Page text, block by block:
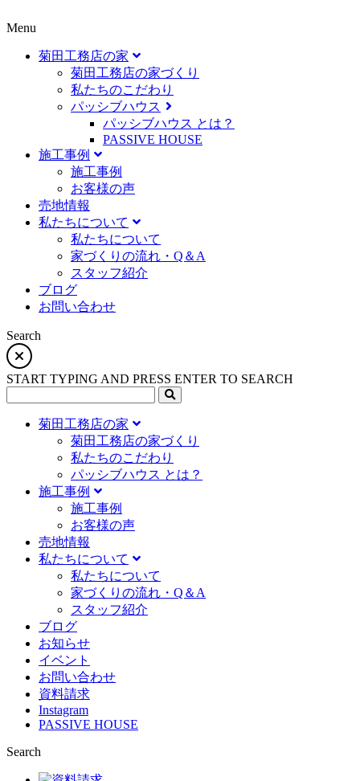
Menu
菊田工務店の家
菊田工務店の家づくり​
私たちのこだわり
パッシブハウス
パッシブハウス とは？
PASSIVE HOUSE
施工事例
施⼯事例
お客様の声
売地情報
私たちについて
私たちについて
家づくりの流れ・Q＆A
スタッフ紹介
ブログ
お問い合わせ
Search
START TYPING AND PRESS ENTER TO SEARCH
菊田工務店の家
菊田工務店の家づくり​
私たちのこだわり
パッシブハウス とは？
施工事例
施⼯事例
お客様の声
売地情報
私たちについて
私たちについて
家づくりの流れ・Q＆A
スタッフ紹介
ブログ
お知らせ
イベント
お問い合わせ
資料請求
Instagram
PASSIVE HOUSE
Search